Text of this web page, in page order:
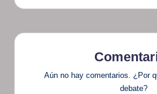
Aún no hay comentarios. ¿Por
debate?